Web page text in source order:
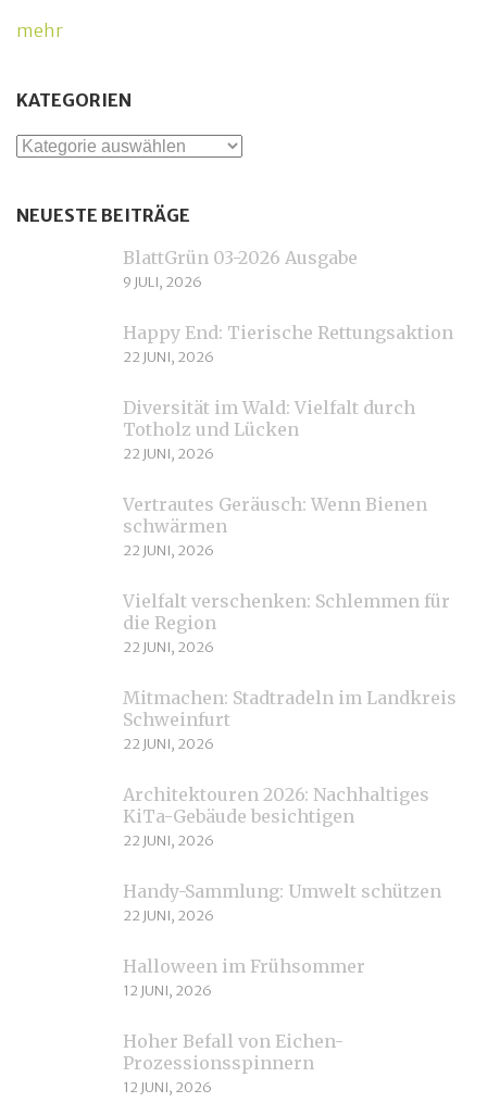
mehr
KATEGORIEN
Kategorien
NEUESTE BEITRÄGE
BlattGrün 03-2026 Ausgabe
9 JULI, 2026
Happy End: Tierische Rettungsaktion
22 JUNI, 2026
Diversität im Wald: Vielfalt durch
Totholz und Lücken
22 JUNI, 2026
Vertrautes Geräusch: Wenn Bienen
schwärmen
22 JUNI, 2026
Vielfalt verschenken: Schlemmen für
die Region
22 JUNI, 2026
Mitmachen: Stadtradeln im Landkreis
Schweinfurt
22 JUNI, 2026
Architektouren 2026: Nachhaltiges
KiTa-Gebäude besichtigen
22 JUNI, 2026
Handy-Sammlung: Umwelt schützen
22 JUNI, 2026
Halloween im Frühsommer
12 JUNI, 2026
Hoher Befall von Eichen-
Prozessionsspinnern
12 JUNI, 2026